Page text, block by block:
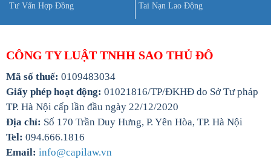
Tư Vấn Hợp Đồng Tai Nạn Lao Động
CÔNG TY LUẬT TNHH SAO THỦ ĐÔ
Mã số thuế: 0109483034
Giấy phép hoạt động: 01021816/TP/ĐKHĐ do Sở Tư pháp
TP. Hà Nội cấp lần đầu ngày 22/12/2020
Địa chỉ: Số 170 Trần Duy Hưng, P. Yên Hòa, TP. Hà Nội
Tel: 094.666.1816
Email: info@capilaw.vn